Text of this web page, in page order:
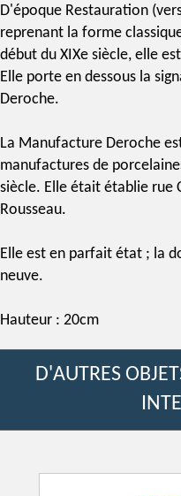
D'époque Restauration
reprenant la forme
début du XIXe siècle, elle
Elle porte en dessous la
Deroche.
La Manufacture Deroche
manufactures de
siècle. Elle était établie rue
Rousseau.
Elle est en parfait état ; la
neuve.
Hauteur : 20cm
D'AUTRES